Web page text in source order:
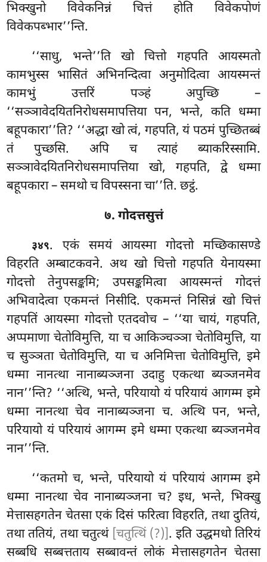
भिक्खुनो विवेकनिन्नं चित्तं होति विवेकपोणं
विवेकपब्भार’’न्ति.
‘‘साधु, भन्ते’’ति खो चित्तो गहपति आयस्मतो
कामभुस्स भासितं अभिनन्दित्वा अनुमोदित्वा आयस्मन्तं
कामभुं उत्तरिं पञ्हं अपुच्छि –
‘‘सञ्ञावेदयितनिरोधसमापत्तिया पन, भन्ते, कति धम्मा
बहूपकारा’’ति? ‘‘अद्धा खो त्वं, गहपति, यं पठमं पुच्छितब्बं
तं पुच्छसि. अपि च त्याहं ब्याकरिस्सामि.
सञ्ञावेदयितनिरोधसमापत्तिया खो, गहपति, द्वे धम्मा
बहूपकारा – समथो च विपस्सना चा’’ति. छट्ठं.
७. गोदत्तसुत्तं
३४९. एकं समयं आयस्मा गोदत्तो मच्छिकासण्डे
विहरति अम्बाटकवने. अथ खो चित्तो गहपति येनायस्मा
गोदत्तो तेनुपसङ्कमि; उपसङ्कमित्वा आयस्मन्तं गोदत्तं
अभिवादेत्वा एकमन्तं निसीदि. एकमन्तं निसिन्नं खो चित्तं
गहपतिं आयस्मा गोदत्तो एतदवोच – ‘‘या चायं, गहपति,
अप्पमाणा चेतोविमुत्ति, या च आकिञ्चञ्ञा चेतोविमुत्ति, या
च सुञ्ञता चेतोविमुत्ति, या च अनिमित्ता चेतोविमुत्ति, इमे
धम्मा नानत्था नानाब्यञ्जना उदाहु एकत्था ब्यञ्जनमेव
नान’’न्ति? ‘‘अत्थि, भन्ते, परियायो यं परियायं आगम्म इमे
धम्मा नानत्था चेव नानाब्यञ्जना च. अत्थि पन, भन्ते,
परियायो यं परियायं आगम्म इमे धम्मा एकत्था ब्यञ्जनमेव
नान’’न्ति.
‘‘कतमो च, भन्ते, परियायो यं परियायं आगम्म इमे
धम्मा नानत्था चेव नानाब्यञ्जना च? इध, भन्ते, भिक्खु
मेत्तासहगतेन चेतसा एकं दिसं फरित्वा विहरति, तथादुतियं,
तथा ततियं, तथा चतुत्थं [चतुत्थिं (?)]. इति उद्धमधो तिरियं
सब्बधि सब्बत्तताय सब्बावन्तं लोकंमेत्तासहगतेन चेतसा